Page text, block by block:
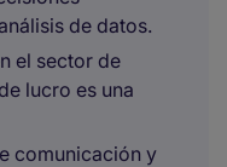
de datos.
el sector de
lucro es una
comunicación y